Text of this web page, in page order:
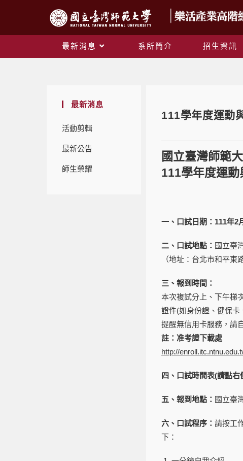
最新消息 系所簡介 招生資訊
最新消息
活動剪輯
最新公告
師生榮耀
111學年度運動
國立臺灣師範
111學年度運
一、口試日期： 111年2
二、口試地點： 國立臺
（地址：台北市和平東
三、報到時間：
本次複試分上、下午梯
證件(如身份證、健保卡
提醒無信用卡服務，請
註：准考證下載處
http://
四、口試時間表(請點右
五、報到地點： 國立臺
六、口試程序： 請按工
下：